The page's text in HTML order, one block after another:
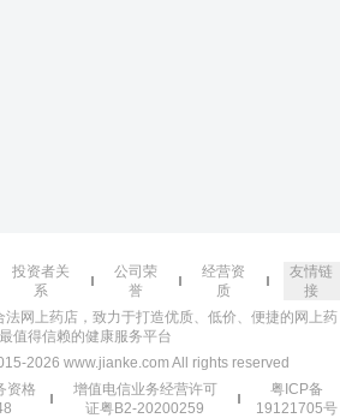
投资者关
系
公司荣
誉
经营资
质
友情链
接
网上药店，致力于打造优质、低价、便捷的网上药
值得信赖的健康服务平台
2026 www.jianke.com All rights reserved
资格
增值电信业务经营许可
证粤B2-20200259
粤ICP备
19121705号